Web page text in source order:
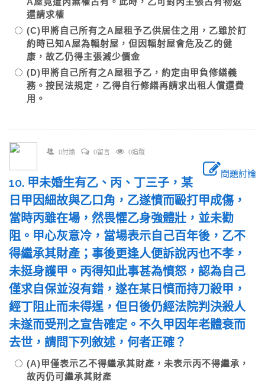
還請求權
(C)甲將自己所有之A屋租予乙供居住之用，乙雖於訂
約時已知A屋為輻射屋，但因輻射屋會危及乙的健
康，故乙仍得主張減少價金
(D)甲將自己所有之A屋租予乙，約定由甲負修繕義
務。按民法規定，乙得自行修繕再請求出租人償還費
用。
0討論 0留言 0追蹤
問題討論
10. 甲未婚生有乙、丙、丁三子，某
日甲因細故與乙口角，乙遂憤而毆打甲成傷，
當時丙雖在場，然畏懼乙身強體壯，並未勸
阻。甲心灰意冷，當場表示自己百年後，乙不
得繼承其財產；事後更逢人便訴說丙也不孝，
未挺身護甲。丙得知此事甚為憤怒，認為自己
僅求自保並沒有錯，遂在某日憤而持刀殺甲，
經丁阻止而未得逞，但日後仍經法院判決殺人
未遂而受刑之宣告確定。不久甲因年老體衰而
去世，請問下列敘述，何者正確？
(A)甲僅表示乙不得繼承其財產，未表示丙不得繼承，
故丙仍可繼承其財產